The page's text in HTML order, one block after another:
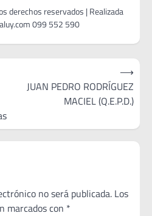
JUAN PEDRO RODRÍGUEZ
MACIEL (Q.E.P.D.)
⟶
no será publicada. Los
marcados con *